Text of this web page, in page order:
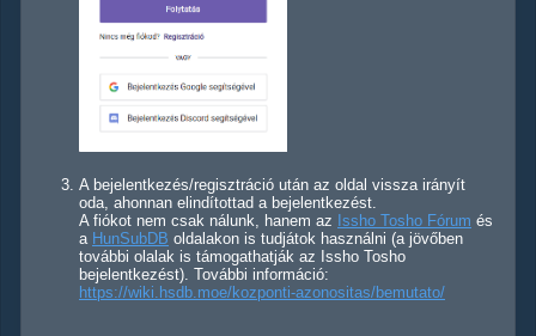
A bejelentkezés/regisztráció után az oldal vissza irányít
oda, ahonnan elindítottad a bejelentkezést.
A fiókot nem csak nálunk, hanem az Issho Tosho Fórum és
a HunSubDB oldalakon is tudjátok használni (a jövőben
további olalak is támogathatják az Issho Tosho
bejelentkezést). További információ:
https://wiki.hsdb.moe/kozponti-azonositas/bemutato/